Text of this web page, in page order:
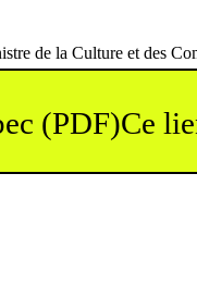
de la Culture et des
(PDF)Ce